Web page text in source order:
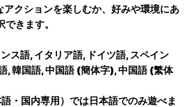
クションを楽しむか、好みや環境にあ
きます。
ス語, イタリア語, ドイツ語, スペイン
, 韓国語, 中国語 (簡体字), 中国語 (繁体
国内専用）では日本語でのみ遊べま